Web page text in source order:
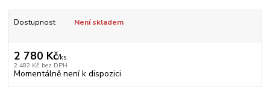
Dostupnost Není skladem
2 780 Kč/ks
2 482 Kč bez DPH
Momentálně není k dispozici